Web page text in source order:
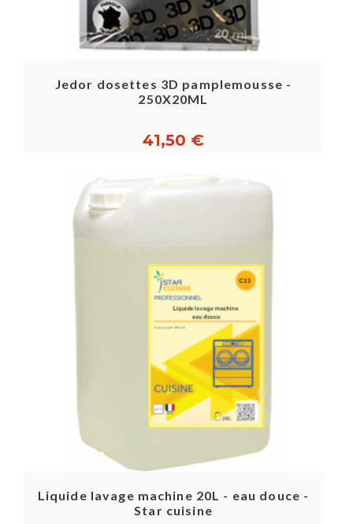
Jedor dosettes 3D pamplemousse -
250X20ML
41,50 €
Liquide lavage machine 20L - eau douce -
Star cuisine